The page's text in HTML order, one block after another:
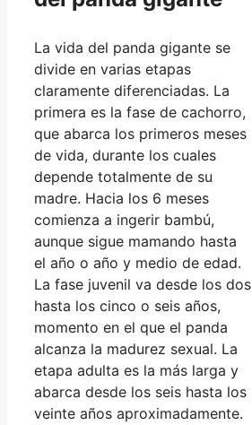
La vida del panda gigante se
divide en varias etapas
claramente diferenciadas. La
primera es la fase de cachorro,
que abarca los primeros meses
de vida, durante los cuales
depende totalmente de su
madre. Hacia los 6 meses
comienza a ingerir bambú,
aunque sigue mamando hasta
el año o año y medio de edad.
La fase juvenil va desde los dos
hasta los cinco o seis años,
momento en el que el panda
alcanza la madurez sexual. La
etapa adulta es la más larga y
abarca desde los seis hasta los
veinte años aproximadamente.